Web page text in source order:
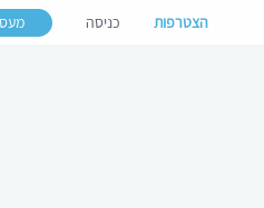
הצטרפות כניסה